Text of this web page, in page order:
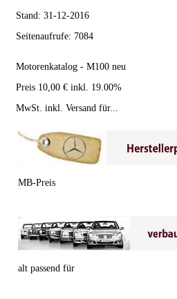
Stand: 31-12-2016
Seitenaufrufe: 7084
Motorenkatalog - M100 neu
Preis 10,00 € inkl. 19.00%
MwSt. inkl. Versand für...
MB-Preis
alt passend für